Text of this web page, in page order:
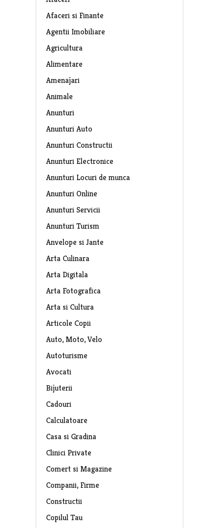
Afaceri si Finante
Agentii Imobiliare
Agricultura
Alimentare
Amenajari
Animale
Anunturi
Anunturi Auto
Anunturi Constructii
Anunturi Electronice
Anunturi Locuri de munca
Anunturi Online
Anunturi Servicii
Anunturi Turism
Anvelope si Jante
Arta Culinara
Arta Digitala
Arta Fotografica
Arta si Cultura
Articole Copii
Auto, Moto, Velo
Autoturisme
Avocati
Bijuterii
Cadouri
Calculatoare
Casa si Gradina
Clinici Private
Comert si Magazine
Companii, Firme
Constructii
Copilul Tau